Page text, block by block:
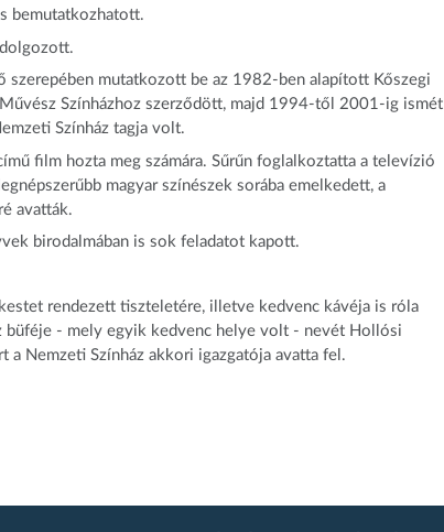
bemutatkozhatott.
szerepében mutatkozott be az 1982-ben alapított Kőszegi
Színházhoz szerződött, majd 1994-től 2001-ig ismét
Színház tagja volt.
film hozta meg számára. Sűrűn foglalkoztatta a televízió
magyar színészek sorába emelkedett, a
avatták.
birodalmában is sok feladatot kapott.
rendezett tiszteletére, illetve kedvenc kávéja is róla
büféje - mely egyik kedvenc helye volt - nevét Hollósi
Nemzeti Színház akkori igazgatója avatta fel.